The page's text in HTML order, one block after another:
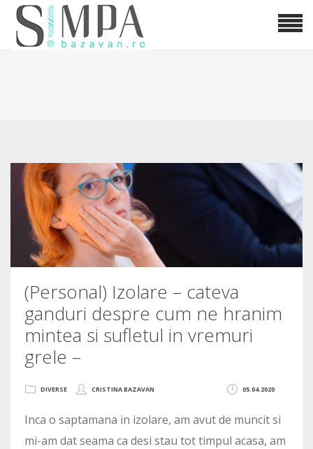
(Personal) Izolare – cateva
ganduri despre cum ne hranim
mintea si sufletul in vremuri
grele –
05.04.2020
DIVERSE CRISTINA BAZAVAN
Inca o saptamana in izolare, am avut de muncit si
mi-am dat seama ca desi stau tot timpul acasa, am